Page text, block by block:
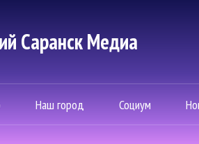
Саранск Mедиа
Наш город Социум